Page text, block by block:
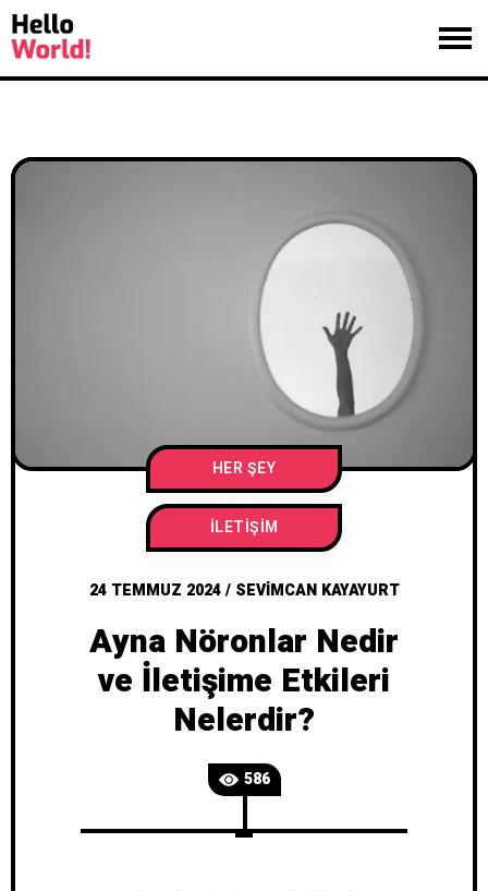
HER ŞEY
İLETIŞIM
24 TEMMUZ 2024/ SEVIMCAN KAYAYURT
Ayna Nöronlar Nedir
ve İletişime Etkileri
Nelerdir?
586